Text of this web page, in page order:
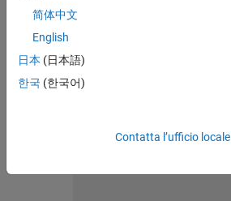
No
Endorsements
简体中文
English
日本 (日本語)
한국 (한국어)
Contatta l’ufficio locale